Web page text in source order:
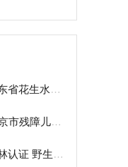
高产栽培技术规程
规范 第1部分：通则
动物饲养管理